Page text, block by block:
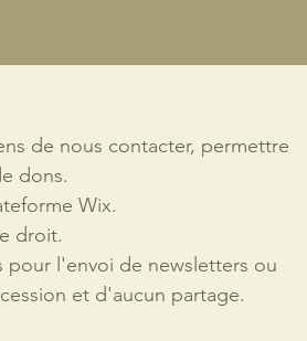
de nous contacter, permettre
dons.
Wix.
droit.
pour l'envoi de newsletters ou
et d'aucun partage.